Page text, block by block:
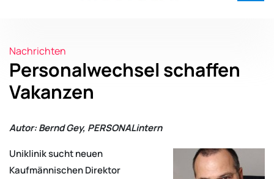
Nachrichten
Personalwechsel schaffen
Vakanzen
Autor: Bernd Gey, PERSONALintern
Uniklinik sucht neuen
Kaufmännischen Direktor